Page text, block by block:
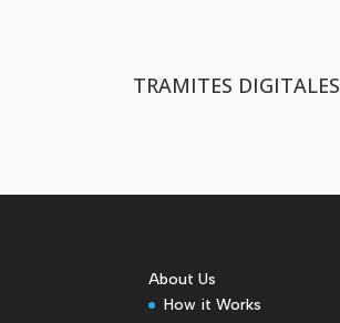
TRAMITES DIGITALES
About Us
How it Works